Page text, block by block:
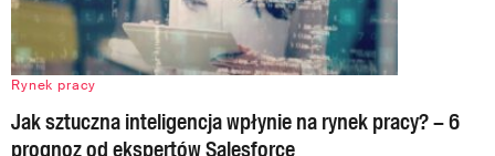
Rynek pracy
Jak sztuczna inteligencja wpłynie na rynek pracy? – 6
prognoz od ekspertów Salesforce